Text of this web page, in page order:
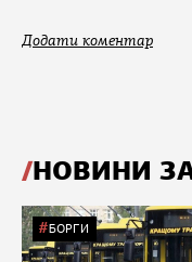
Додати коментар
НОВИНИ
БОРГИ